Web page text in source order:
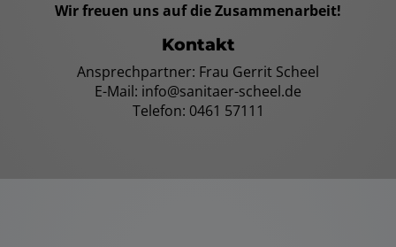
Wir freuen uns auf die Zusammenarbeit!
Kontakt
Ansprechpartner: Frau Gerrit Scheel
E-Mail: info@sanitaer-scheel.de
Telefon: 0461 57111